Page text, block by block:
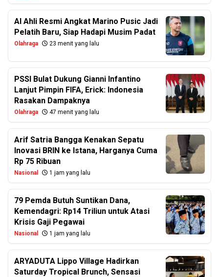
Al Ahli Resmi Angkat Marino Pusic Jadi
Pelatih Baru, Siap Hadapi Musim Padat
Olahraga 23 menit yang lalu
PSSI Bulat Dukung Gianni Infantino
Lanjut Pimpin FIFA, Erick: Indonesia
Rasakan Dampaknya
Olahraga 47 menit yang lalu
Arif Satria Bangga Kenakan Sepatu
Inovasi BRIN ke Istana, Harganya Cuma
Rp 75 Ribuan
Nasional 1 jam yang lalu
79 Pemda Butuh Suntikan Dana,
Kemendagri: Rp14 Triliun untuk Atasi
Krisis Gaji Pegawai
Nasional 1 jam yang lalu
ARYADUTA Lippo Village Hadirkan
Saturday Tropical Brunch, Sensasi